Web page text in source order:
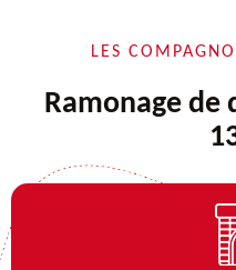
LES
Ramonage de